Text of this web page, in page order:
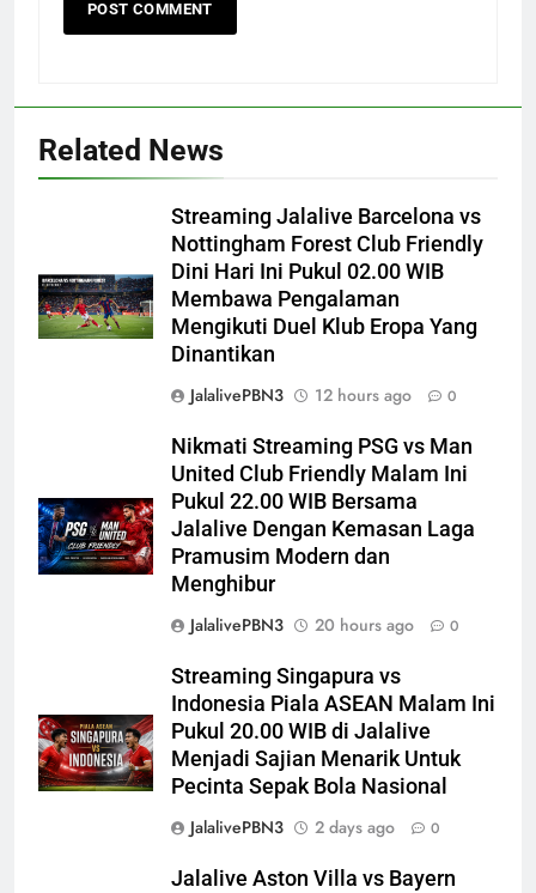
Related News
Streaming Jalalive Barcelona vs
Nottingham Forest Club Friendly
Dini Hari Ini Pukul 02.00 WIB
Membawa Pengalaman
Mengikuti Duel Klub Eropa Yang
Dinantikan
JalalivePBN3
12 hours ago 0
Nikmati Streaming PSG vs Man
United Club Friendly Malam Ini
Pukul 22.00 WIB Bersama
Jalalive Dengan Kemasan Laga
Pramusim Modern dan
Menghibur
JalalivePBN3
20 hours ago 0
Streaming Singapura vs
Indonesia Piala ASEAN Malam Ini
Pukul 20.00 WIB di Jalalive
Menjadi Sajian Menarik Untuk
Pecinta Sepak Bola Nasional
JalalivePBN3
2 days ago 0
Jalalive Aston Villa vs Bayern